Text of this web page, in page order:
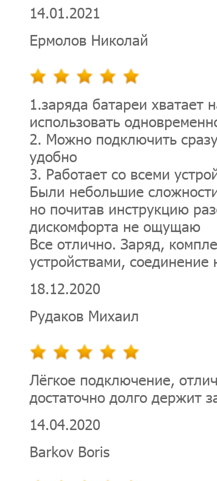
14.01.2021
Ермолов Николай
1.заряда батареи
использовать
2. Можно подключить
удобно
3. Работает со всеми
Были небольшие
но почитав инструкцию
дискомфорта не ощущаю
Все отлично. Заряд,
устройствами, соединение
18.12.2020
Рудаков Михаил
Лёгкое подключение,
достаточно долго держит
14.04.2020
Barkov Boris